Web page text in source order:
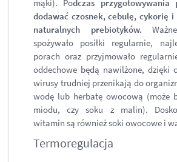
mąki). Podczas przygotowywania
dodawać czosnek, cebulę, cykorię i
naturalnych prebiotyków.
spożywało posiłki regularnie,
porach oraz przyjmowało
oddechowe będą nawilżone, dzięki
wirusy trudniej przenikają do
wodę lub herbatę owocową (może
miodu, czy soku z malin).
witamin są również soki owocowe i
Termoregulacja